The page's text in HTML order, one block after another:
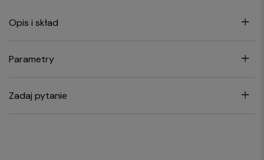
Opis i skład
Parametry
Zadaj pytanie